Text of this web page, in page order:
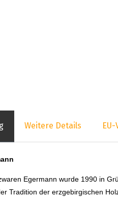
Weitere Details
Egermann wurde 1990 in
Tradition der erzgebirgischen